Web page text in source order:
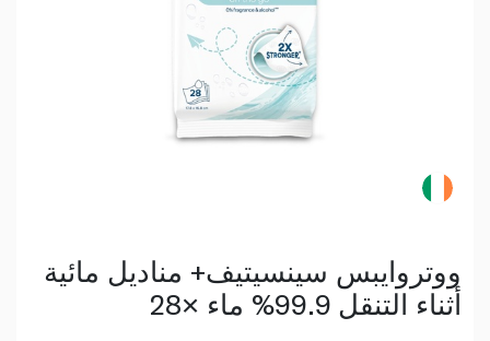
ووتروايبس سينسيتيف+ مناديل مائية
أثناء التنقل 99.9% ماء ×28